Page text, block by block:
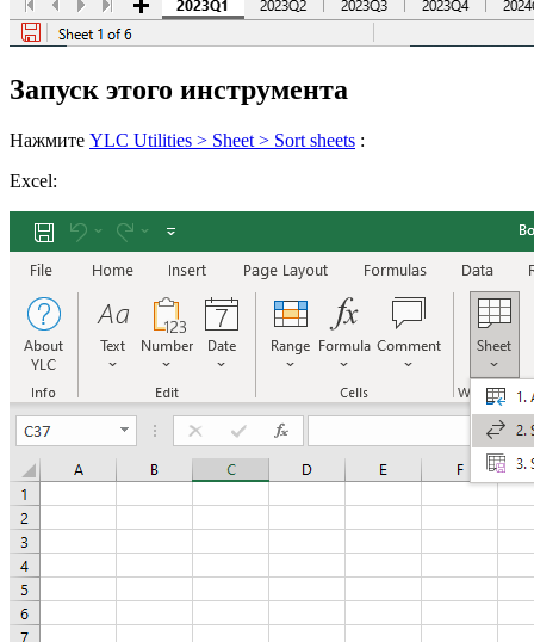
Запуск этого инструмента
Нажмите YLC Utilities > Sheet > Sort sheets :
Excel: